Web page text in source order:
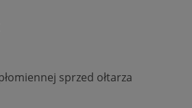
sprzed ołtarza